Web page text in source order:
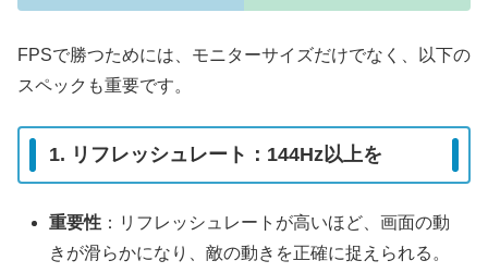
FPSで勝つためには、モニターサイズだけでなく、以下の
スペックも重要です。
1. リフレッシュレート：144Hz以上を
重要性 ：リフレッシュレートが高いほど、画面の動
きが滑らかになり、敵の動きを正確に捉えられる。